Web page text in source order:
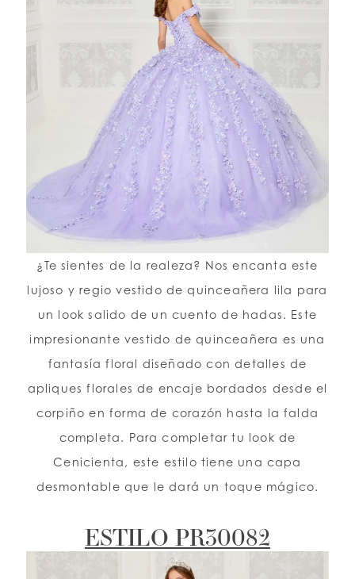
¿Te sientes de la realeza? Nos encanta este
lujoso y regio vestido de quinceañera lila para
un look salido de un cuento de hadas. Este
impresionante vestido de quinceañera es una
fantasía floral diseñado con detalles de
apliques florales de encaje bordados desde el
corpiño en forma de corazón hasta la falda
completa. Para completar tu look de
Cenicienta, este estilo tiene una capa
desmontable que le dará un toque mágico.
ESTILO PR30082